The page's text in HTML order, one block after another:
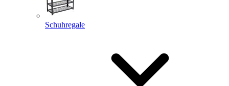
Schuhregale